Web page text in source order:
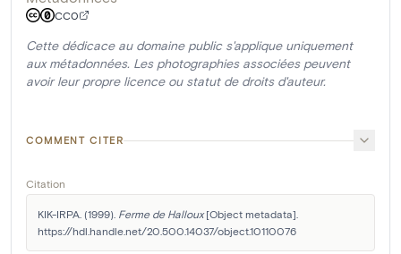
CC0
Cette dédicace au domaine public s'applique uniquement
aux métadonnées. Les photographies associées peuvent
avoir leur propre licence ou statut de droits d'auteur.
COMMENT CITER
Citation
KIK-IRPA. (1999). Ferme de Halloux [Object metadata].
https://hdl.handle.net/20.500.14037/object.10110076